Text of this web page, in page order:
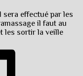
sera effectué par les
il faut au
les sortir la veille